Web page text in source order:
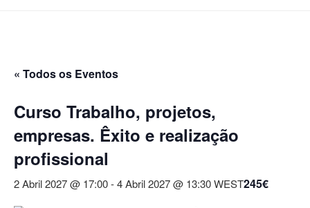
« Todos os Eventos
Curso Trabalho, projetos,
empresas. Êxito e realização
profissional
2 Abril 2027 @ 17:00-4 Abril 2027 @ 13:30WEST245€